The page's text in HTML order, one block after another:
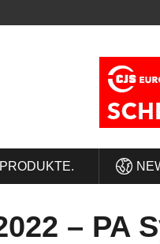
PRODUKTE.
– PA